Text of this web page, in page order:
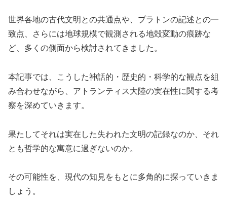
世界各地の古代文明との共通点や、プラトンの記述との一
致点、さらには地球規模で観測される地殻変動の痕跡な
ど、多くの側面から検討されてきました。
本記事では、こうした神話的・歴史的・科学的な観点を組
み合わせながら、アトランティス大陸の実在性に関する考
察を深めていきます。
果たしてそれは実在した失われた文明の記録なのか、それ
とも哲学的な寓意に過ぎないのか。
その可能性を、現代の知見をもとに多角的に探っていきま
しょう。